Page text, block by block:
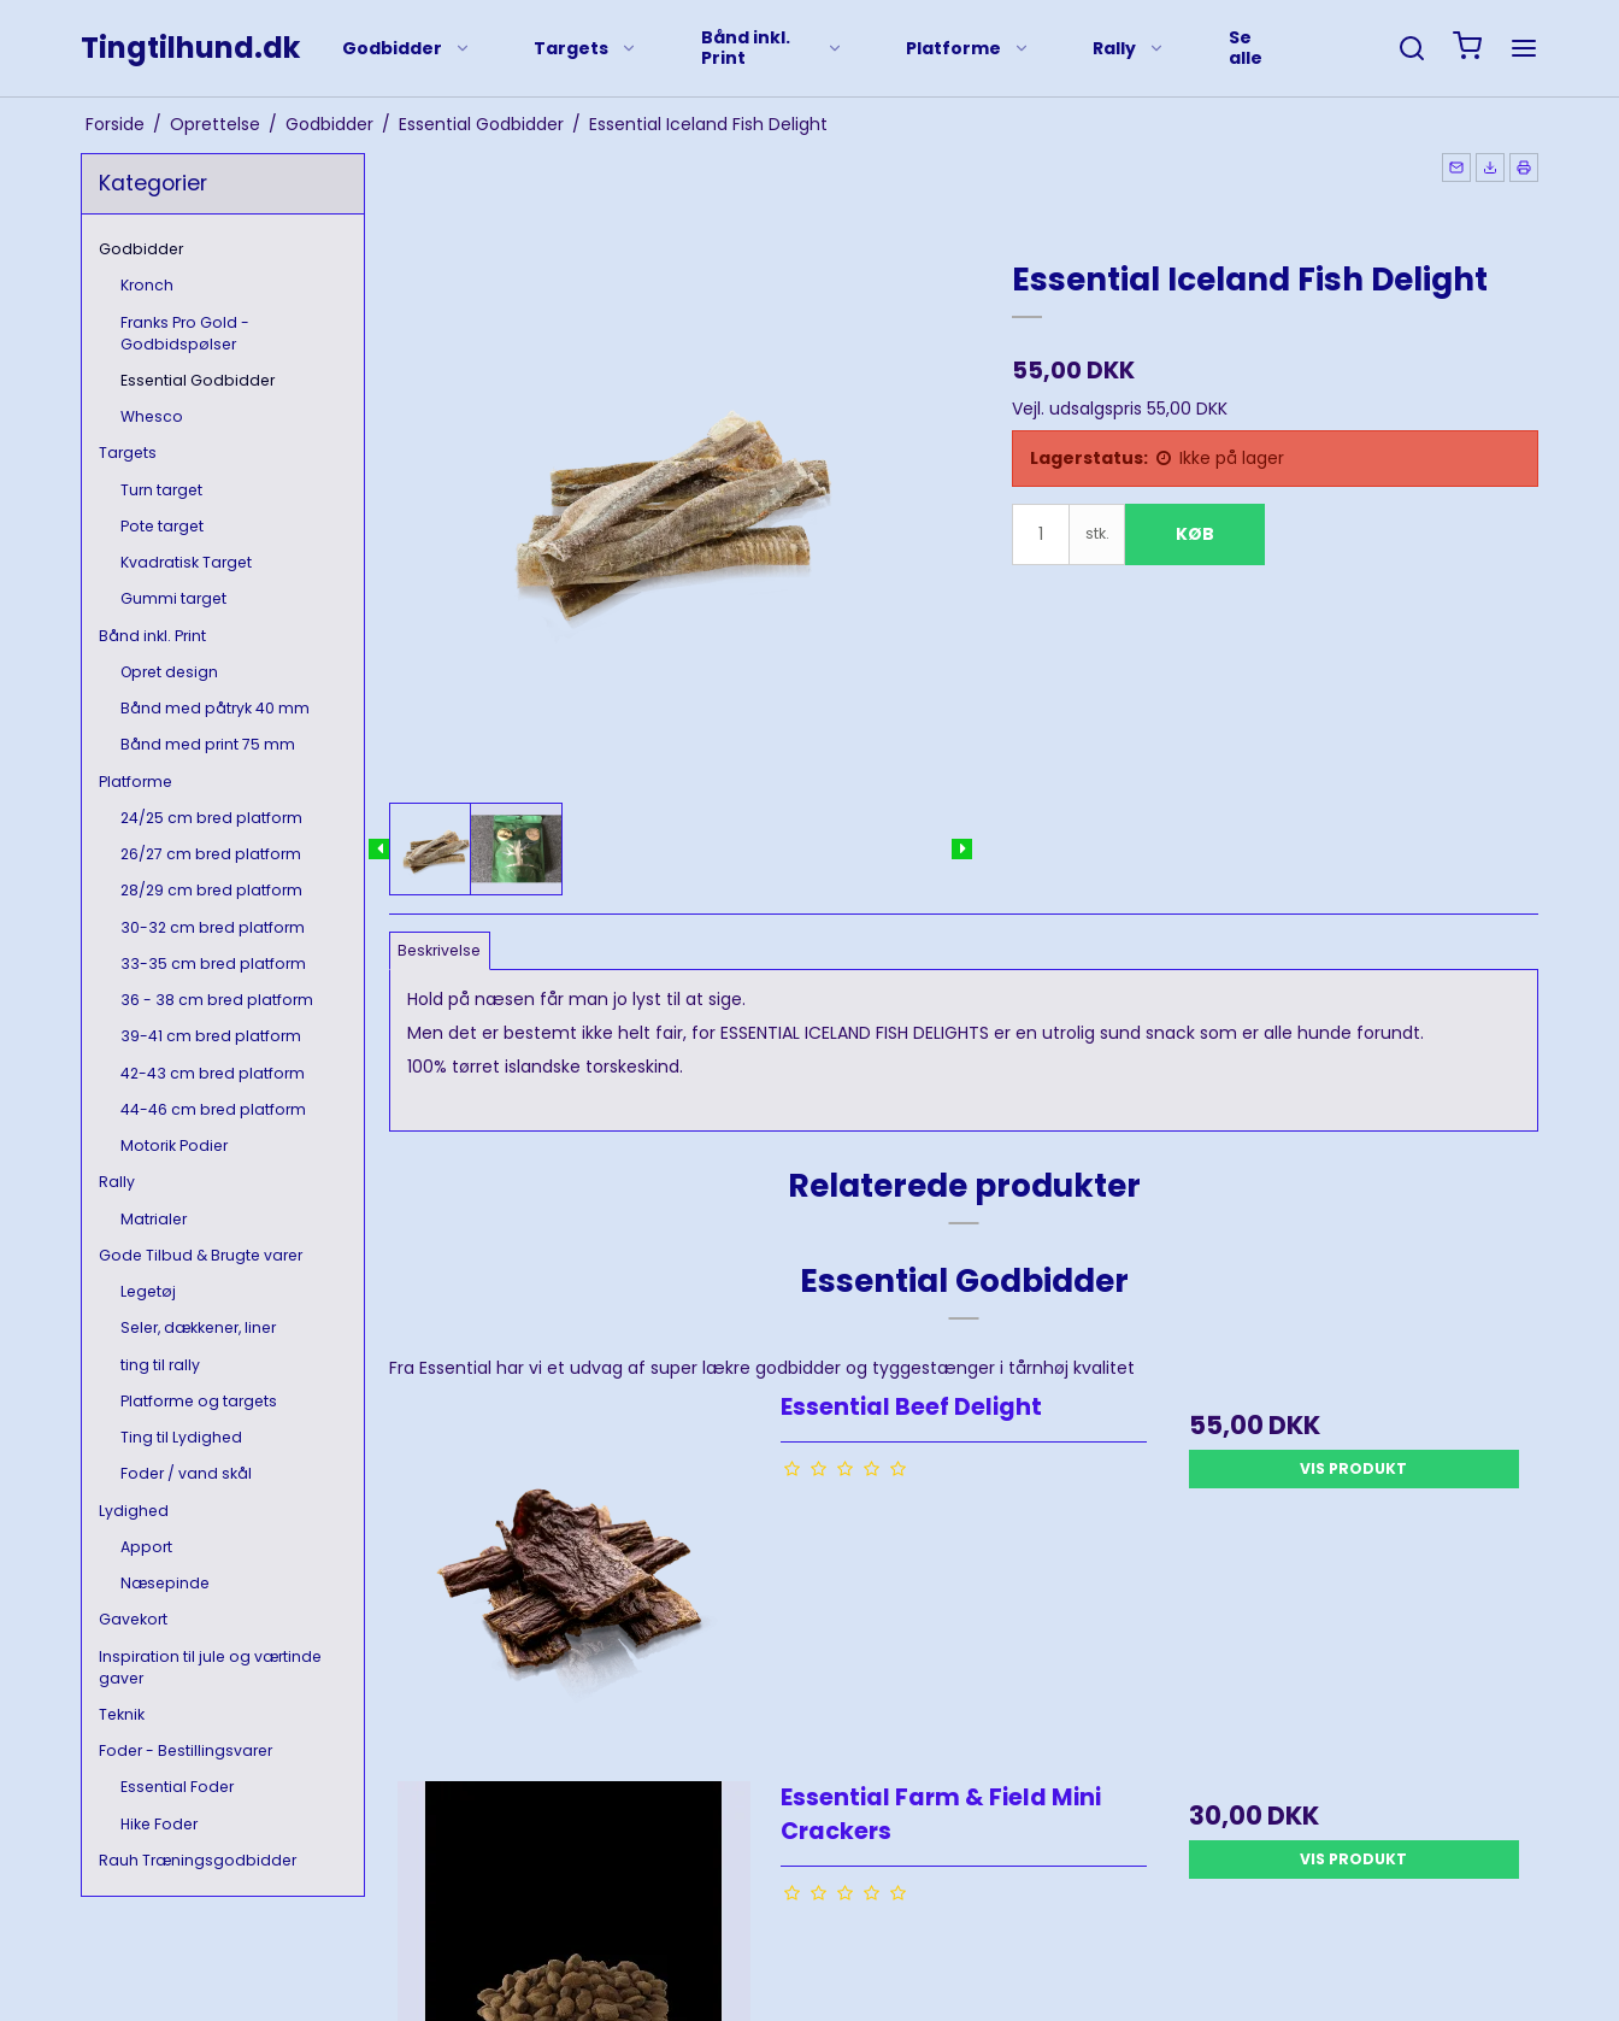
Tingtilhund.dk Godbidder Targets
Bånd inkl.
Print
Platforme Rally
Se
alle
Forside / Oprettelse / Godbidder / Essential Godbidder / Essential Iceland Fish Delight
Kategorier
Godbidder
Kronch
Franks Pro Gold -
Godbidspølser
Essential Godbidder
Whesco
Targets
Turn target
Pote target
Kvadratisk Target
Gummi target
Bånd inkl. Print
Opret design
Bånd med påtryk 40 mm
Bånd med print 75 mm
Platforme
24/25 cm bred platform
26/27 cm bred platform
28/29 cm bred platform
30-32 cm bred platform
33-35 cm bred platform
36 - 38 cm bred platform
39-41 cm bred platform
42-43 cm bred platform
44-46 cm bred platform
Motorik Podier
Rally
Matrialer
Gode Tilbud & Brugte varer
Legetøj
Seler, dækkener, liner
ting til rally
Platforme og targets
Ting til Lydighed
Foder / vand skål
Lydighed
Apport
Næsepinde
Gavekort
Inspiration til jule og værtinde
gaver
Teknik
Foder - Bestillingsvarer
Essential Foder
Hike Foder
Rauh Træningsgodbidder
Essential Iceland Fish Delight
55,00 DKK
Vejl. udsalgspris 55,00 DKK
Lagerstatus: Ikke på lager
stk. KØB
Beskrivelse
Hold på næsen får man jo lyst til at sige.
Men det er bestemt ikke helt fair, for ESSENTIAL ICELAND FISH DELIGHTS er en utrolig sund snack som er alle hunde forundt.
100% tørret islandske torskeskind.
Relaterede produkter
Essential Godbidder
Fra Essential har vi et udvag af super lækre godbidder og tyggestænger i tårnhøj kvalitet
Essential Beef Delight
55,00 DKK
VIS PRODUKT
Essential Farm & Field Mini
Crackers
30,00 DKK
VIS PRODUKT